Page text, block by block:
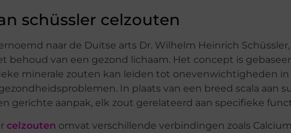
schüssler celzouten
naar de Duitse arts Dr. Wilhelm Heinrich
behoud van een gezond lichaam. Het concept is
minerale zouten kan leiden tot onevenwichtigheden in
In plaats van een breed scala aan
gerichte aanpak, elk zout gerelateerd aan specifieke
celzouten omvat verschillende verbindingen zoals